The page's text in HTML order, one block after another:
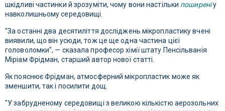
шкідливі частинки й зрозуміти, чому вони настільки поширеніу
навколишньому середовищі.
"За останні два десятиліття досліджень мікропластику вчені
виявили, що він усюди, тож це ще одна частина цієї
головоломки", — сказала професор хімії штату Пенсільванія
Міріам Фрідман, старший автор нової статті.
Як пояснює Фрідман, атмосферний мікропластик може як
зменшити, так і посилити дощ.
"У забрудненому середовищі з великою кількістю аерозольних